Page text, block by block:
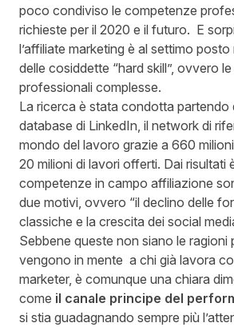
poco condiviso le competenze
richieste per il 2020 e il futuro. E
l’affiliate marketing è al settimo
delle cosiddette “hard skill”, ovvero
professionali complesse.
La ricerca è stata condotta partendo
database di LinkedIn, il network di
mondo del lavoro grazie a 660
20 milioni di lavori offerti. Dai risultati
competenze in campo affiliazione
due motivi, ovvero “il declino delle
classiche e la crescita dei social
Sebbene queste non siano le ragioni
vengono in mente a chi già lavora
marketer, è comunque una chiara
come il canale principe del
si stia guadagnando sempre più